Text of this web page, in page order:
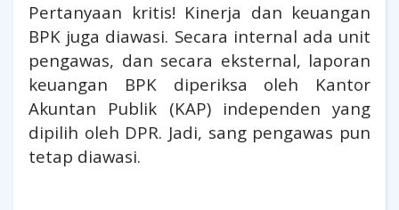
Pertanyaan kritis! Kinerja dan keuangan
BPK juga diawasi. Secara internal ada unit
pengawas, dan secara eksternal, laporan
keuangan BPK diperiksa oleh Kantor
Akuntan Publik (KAP) independen yang
dipilih oleh DPR. Jadi, sang pengawas pun
tetap diawasi.